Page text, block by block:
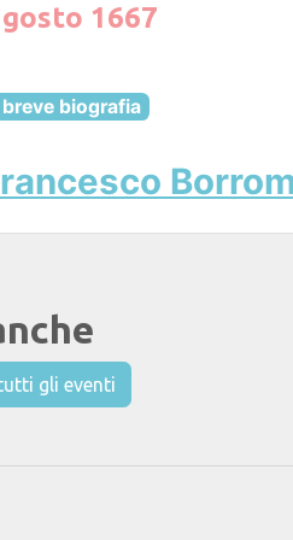
1667
biografia
gli eventi